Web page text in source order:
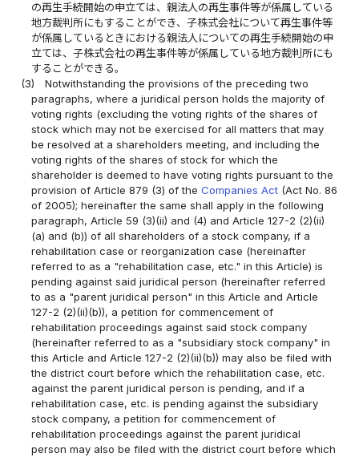
の再生手続開始の申立ては、親法人の再生事件等が係属している
地方裁判所にもすることができ、子株式会社について再生事件等
が係属しているときにおける親法人についての再生手続開始の申
立ては、子株式会社の再生事件等が係属している地方裁判所にも
することができる。
(3)
Notwithstanding the provisions of the preceding two
paragraphs, where a juridical person holds the majority of
voting rights (excluding the voting rights of the shares of
stock which may not be exercised for all matters that may
be resolved at a shareholders meeting, and including the
voting rights of the shares of stock for which the
shareholder is deemed to have voting rights pursuant to the
provision of Article 879 (3) of theCompanies Act (Act No. 86
of 2005); hereinafter the same shall apply in the following
paragraph, Article 59 (3)(ii) and (4) and Article 127-2 (2)(ii)
(a) and (b)) of all shareholders of a stock company, if a
rehabilitation case or reorganization case (hereinafter
referred to as a "rehabilitation case, etc." in this Article) is
pending against said juridical person (hereinafter referred
to as a "parent juridical person" in this Article and Article
127-2 (2)(ii)(b)), a petition for commencement of
rehabilitation proceedings against said stock company
(hereinafter referred to as a "subsidiary stock company" in
this Article and Article 127-2 (2)(ii)(b)) may also be filed with
the district court before which the rehabilitation case, etc.
against the parent juridical person is pending, and if a
rehabilitation case, etc. is pending against the subsidiary
stock company, a petition for commencement of
rehabilitation proceedings against the parent juridical
person may also be filed with the district court before which